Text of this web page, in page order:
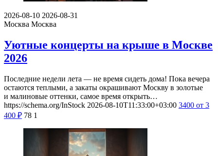
2026-08-10 2026-08-31
Москва Москва
Уютные концерты на крыше в Москве
2026
Последние недели лета — не время сидеть дома! Пока вечера
остаются теплыми, а закаты окрашивают Москву в золотые
и малиновые оттенки, самое время открыть…
https://schema.org/InStock 2026-08-10T11:33:00+03:00 3400 от 3
400 ₽ 78 1